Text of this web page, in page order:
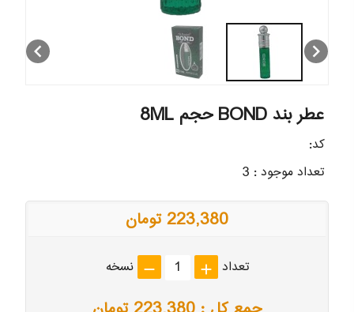
chevron_right
chevron_left
عطر بند BOND حجم 8ML
کد:
تعداد موجود : 3
223,380 تومان
تعداد add
remove نسخه